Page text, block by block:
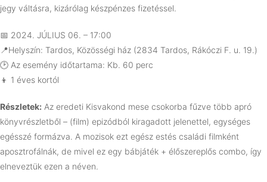
jegy váltásra, kizárólag készpénzes fizetéssel.
📅 2024. JÚLIUS 06. – 17:00
📍Helyszín: Tardos, Közösségi ház (2834 Tardos, Rákóczi F. u. 19.)
🕑 Az esemény időtartama: Kb. 60 perc
👦 1 éves kortól
Részletek: Az eredeti Kisvakond mese csokorba fűzve több apró
könyvrészletből – (film) epizódból kiragadott jelenettel, egységes
egésszé formázva. A mozisok ezt egész estés családi filmként
aposztrofálnák, de mivel ez egy bábjáték + élőszereplős combo, így
elneveztük ezen a néven.